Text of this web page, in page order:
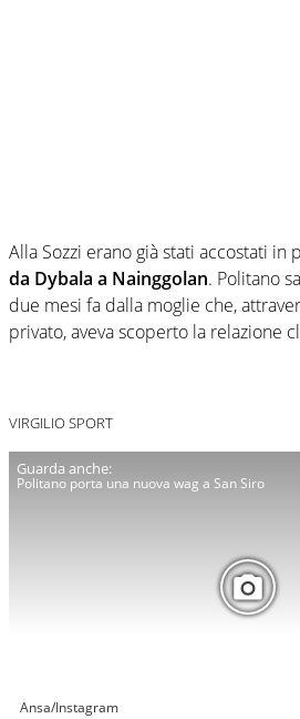
Alla Sozzi erano già stati accostati in
da Dybala a Nainggolan. Politano
due mesi fa dalla moglie che,
privato, aveva scoperto la relazione
VIRGILIO SPORT
Politano porta una nuova wag a San Siro
Ansa/Instagram